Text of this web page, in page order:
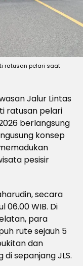
ratusan pelari saat
Jalur Lintas
ratusan pelari
berlangsung
konsep
pesisir
secara
WIB. Di
para
rute sejauh 5
dan
sepanjang JLS.